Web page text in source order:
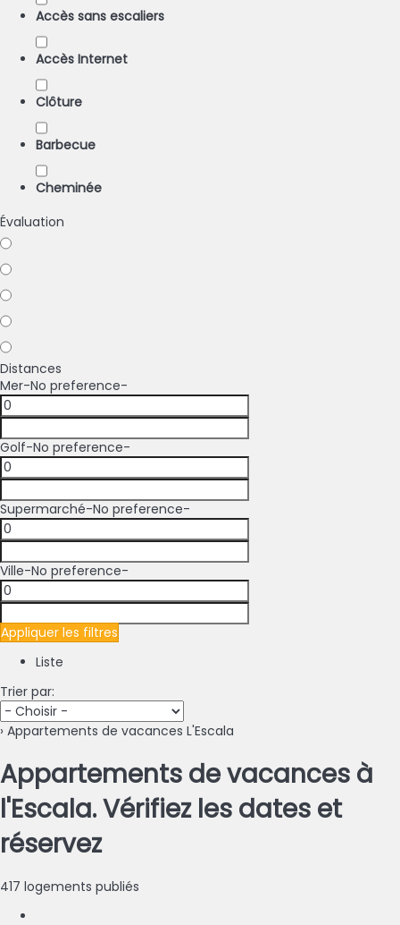
Accès sans escaliers
Accès Internet
Clôture
Barbecue
Cheminée
Évaluation
Distances
Mer-No preference-
Golf-No preference-
Supermarché-No preference-
Ville-No preference-
Appliquer les filtres
Liste
Trier par:
› Appartements de vacances L'Escala
Appartements de vacances à
l'Escala. Vérifiez les dates et
réservez
417 logements publiés